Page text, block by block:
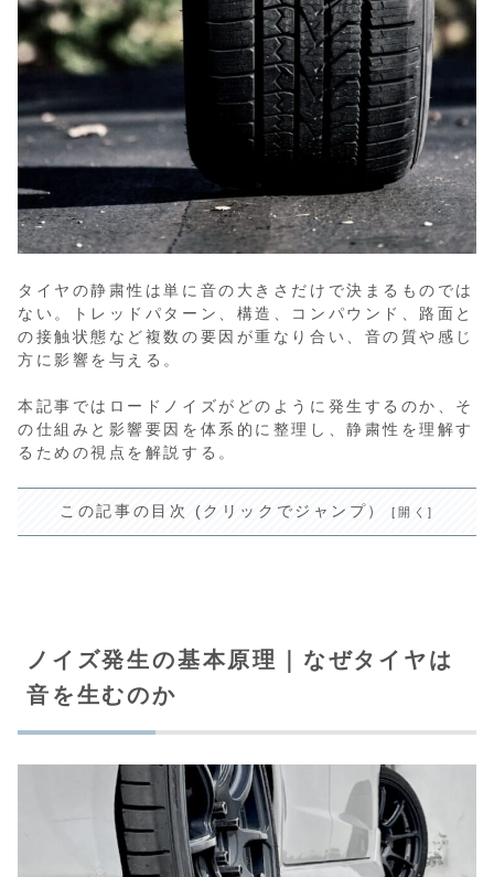
タイヤの静粛性は単に音の大きさだけで決まるものでは
ない。トレッドパターン、構造、コンパウンド、路面と
の接触状態など複数の要因が重なり合い、音の質や感じ
方に影響を与える。
本記事ではロードノイズがどのように発生するのか、そ
の仕組みと影響要因を体系的に整理し、静粛性を理解す
るための視点を解説する。
この記事の目次 (クリックでジャンプ）
ノイズ発生の基本原理｜なぜタイヤは
音を生むのか